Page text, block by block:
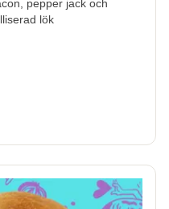
pepper jack och
lök